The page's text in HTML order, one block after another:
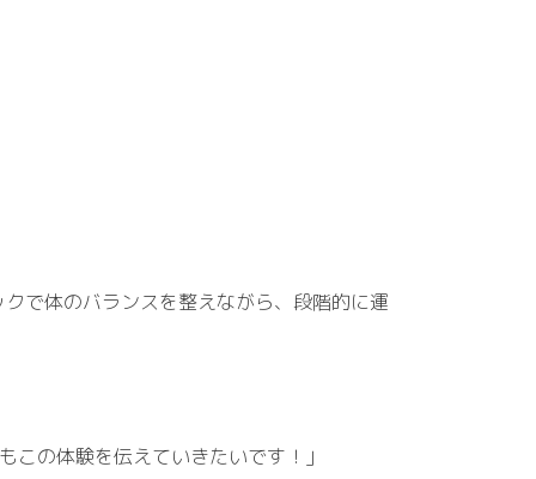
で体のバランスを整えながら、段階的に運
この体験を伝えていきたいです！」